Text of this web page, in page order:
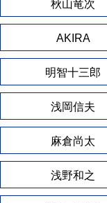
秋山竜次
AKIRA
明智十三郎
浅岡信夫
麻倉尚太
浅野和之